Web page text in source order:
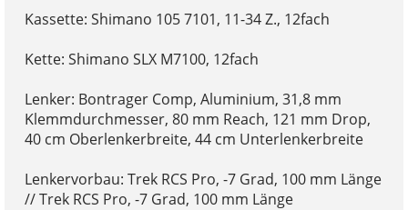
Kassette: Shimano 105 7101, 11-34 Z., 12fach
Kette: Shimano SLX M7100, 12fach
Lenker: Bontrager Comp, Aluminium, 31,8 mm
Klemmdurchmesser, 80 mm Reach, 121 mm Drop,
40 cm Oberlenkerbreite, 44 cm Unterlenkerbreite
Lenkervorbau: Trek RCS Pro, -7 Grad, 100 mm Länge
// Trek RCS Pro, -7 Grad, 100 mm Länge